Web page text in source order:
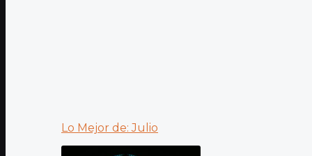
Lo Mejor de: Julio